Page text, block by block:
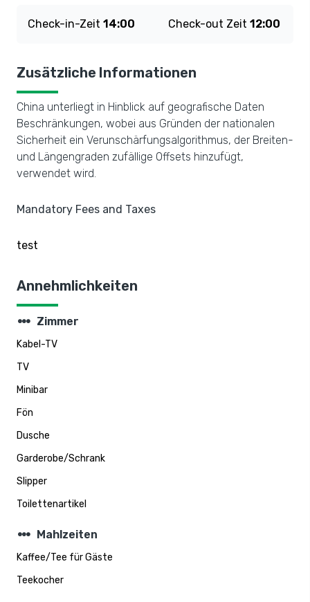
Check-in-Zeit 14:00 Check-out Zeit 12:00
Zusätzliche Informationen
China unterliegt in Hinblick auf geografische Daten
Beschränkungen, wobei aus Gründen der nationalen
Sicherheit ein Verunschärfungsalgorithmus, der Breiten-
und Längengraden zufällige Offsets hinzufügt,
verwendet wird.
Mandatory Fees and Taxes
test
Annehmlichkeiten
steppers Zimmer
Kabel-TV
TV
Minibar
Fön
Dusche
Garderobe/Schrank
Slipper
Toilettenartikel
steppers Mahlzeiten
Kaffee/Tee für Gäste
Teekocher